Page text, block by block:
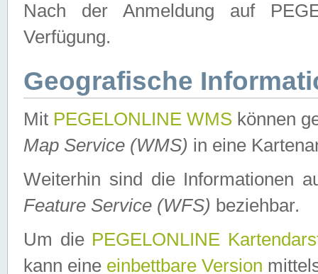
Nach der Anmeldung auf
Verfügung.
Geografische
Mit PEGELONLINE WMS können
Map Service (WMS) in eine
Weiterhin sind die Informationen
Feature Service (WFS) beziehbar.
Um die PEGELONLINE
kann eine einbettbare Version